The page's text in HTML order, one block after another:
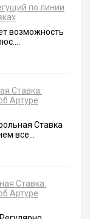
по линии
возможность
Ставка:
Артуре
Ставка
все...
Ставка:
Артуре